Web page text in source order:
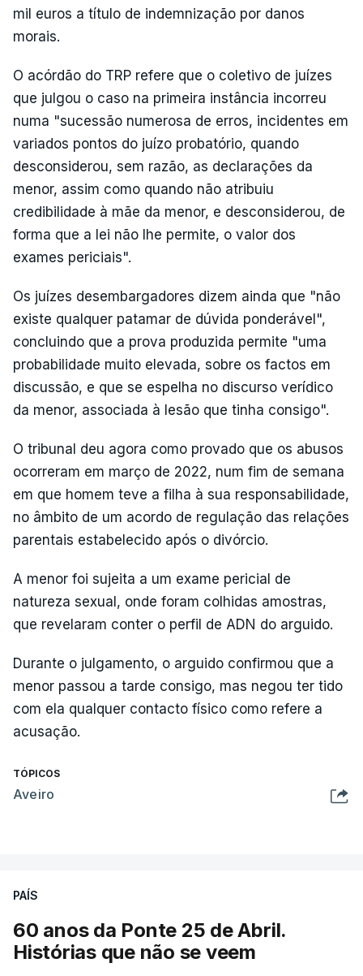
mil euros a título de indemnização por danos
morais.
O acórdão do TRP refere que o coletivo de juízes
que julgou o caso na primeira instância incorreu
numa "sucessão numerosa de erros, incidentes em
variados pontos do juízo probatório, quando
desconsiderou, sem razão, as declarações da
menor, assim como quando não atribuiu
credibilidade à mãe da menor, e desconsiderou, de
forma que a lei não lhe permite, o valor dos
exames periciais".
Os juízes desembargadores dizem ainda que "não
existe qualquer patamar de dúvida ponderável",
concluindo que a prova produzida permite "uma
probabilidade muito elevada, sobre os factos em
discussão, e que se espelha no discurso verídico
da menor, associada à lesão que tinha consigo".
O tribunal deu agora como provado que os abusos
ocorreram em março de 2022, num fim de semana
em que homem teve a filha à sua responsabilidade,
no âmbito de um acordo de regulação das relações
parentais estabelecido após o divórcio.
A menor foi sujeita a um exame pericial de
natureza sexual, onde foram colhidas amostras,
que revelaram conter o perfil de ADN do arguido.
Durante o julgamento, o arguido confirmou que a
menor passou a tarde consigo, mas negou ter tido
com ela qualquer contacto físico como refere a
acusação.
TÓPICOS
Aveiro
PAÍS
60 anos da Ponte 25 de Abril.
Histórias que não se veem